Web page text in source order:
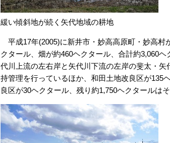
緩い傾斜地が続く矢代地域の耕地
平成17年(2005)に新井市・妙高高原町・妙高村
クタール、畑が約460ヘクタール、合計約3,060
代川上流の左右岸と矢代川下流の左岸の斐太・
持管理を行っているほか、和田土地改良区が135
良区が30ヘクタール、残り約1,750ヘクタールは